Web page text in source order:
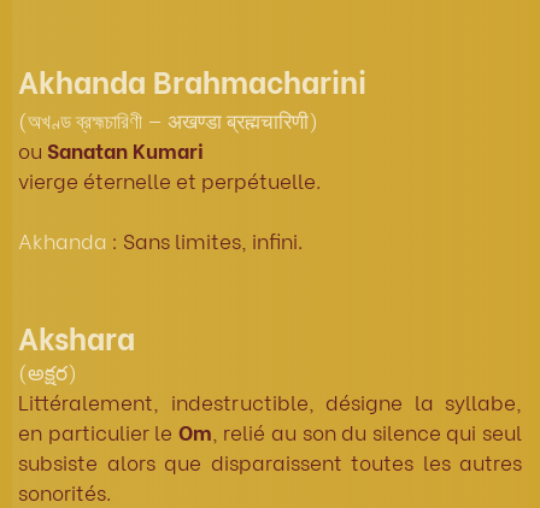
Akhanda Brahmacharini
(অখণ্ড ব্রহ্মচারিণী — अखण्डा ब्रह्मचारिणी)
ou Sanatan Kumari
vierge éternelle et perpétuelle.
Akhanda : Sans limites, infini.
Akshara
(అక్షర)
Littéralement, indestructible, désigne la syllabe,
en particulier le Om , relié au son du silence qui seul
subsiste alors que disparaissent toutes les autres
sonorités.